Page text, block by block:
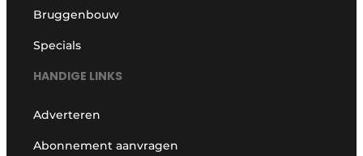
Bruggenbouw
Specials
HANDIGE LINKS
Adverteren
Abonnement aanvragen